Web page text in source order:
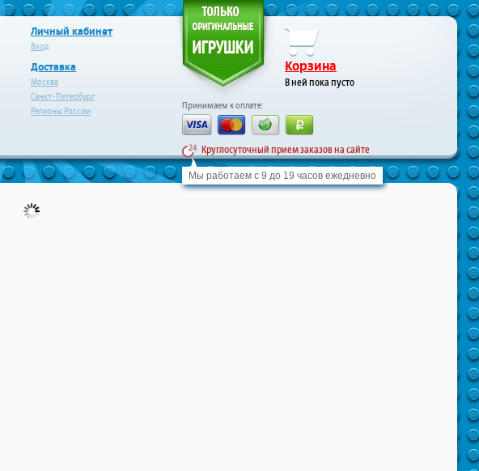
Личный кабинет
Вход
Доставка
Москва
Санкт-Петербург
Регионы России
Корзина
В ней пока пусто
Принимаем к оплате:
Круглосуточный прием заказов на сайте
Мы работаем с 9 до 19 часов ежедневно